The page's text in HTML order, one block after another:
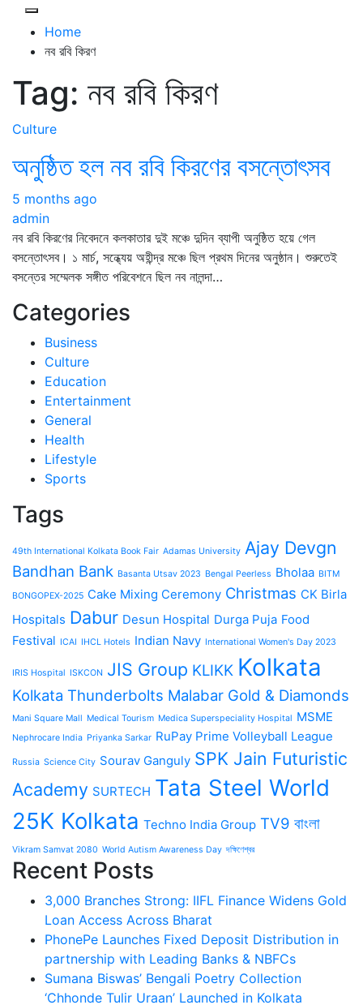
Home
নব রবি কিরণ
Tag: নব রবি কিরণ
Culture
অনুষ্ঠিত হল নব রবি কিরণের বসন্তোৎসব
5 months ago
admin
নব রবি কিরণের নিবেদনে কলকাতার দুই মঞ্চে দুদিন ব্যাপী অনুষ্ঠিত হয়ে গেল
বসন্তোৎসব। ১ মার্চ, সন্ধ্যেয় অহীন্দ্র মঞ্চে ছিল প্রথম দিনের অনুষ্ঠান। শুরুতেই
বসন্তের সম্মেলক সঙ্গীত পরিবেশনে ছিল নব নালন্দা…
Categories
Business
Culture
Education
Entertainment
General
Health
Lifestyle
Sports
Tags
49th International Kolkata Book Fair Adamas University Ajay Devgn
Bandhan Bank Basanta Utsav 2023 Bengal Peerless Bholaa BITM
BONGOPEX-2025 Cake Mixing Ceremony Christmas CK Birla
Hospitals Dabur Desun Hospital Durga Puja Food
Festival ICAI IHCL Hotels Indian Navy International Women's Day 2023
IRIS Hospital ISKCON JIS Group KLIKK Kolkata
Kolkata Thunderbolts Malabar Gold & Diamonds
Mani Square Mall Medical Tourism Medica Superspeciality Hospital MSME
Nephrocare India Priyanka Sarkar RuPay Prime Volleyball League
Russia Science City Sourav Ganguly SPK Jain Futuristic
Academy SURTECH Tata Steel World
25K Kolkata Techno India Group TV9 বাংলা
Vikram Samvat 2080 World Autism Awareness Day দক্ষিণেশ্বর
Recent Posts
3,000 Branches Strong: IIFL Finance Widens Gold
Loan Access Across Bharat
PhonePe Launches Fixed Deposit Distribution in
partnership with Leading Banks & NBFCs
Sumana Biswas’ Bengali Poetry Collection
‘Chhonde Tulir Uraan’ Launched in Kolkata